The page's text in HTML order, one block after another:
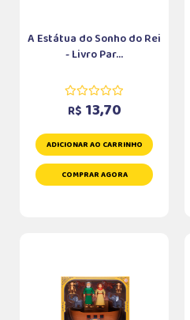
A Estátua do Sonho do Rei
- Livro Par...
R$ 13,70
ADICIONAR AO CARRINHO
COMPRAR AGORA